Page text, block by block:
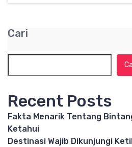
Cari
Recent Posts
Fakta Menarik Tentang
Ketahui
Destinasi Wajib Dikunjungi